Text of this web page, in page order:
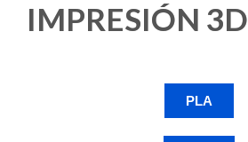
IMPRESIÓN 3D
PLA